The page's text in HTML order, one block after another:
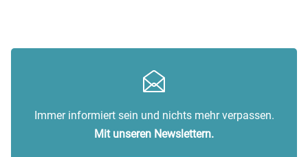
Immer informiert sein und nichts mehr verpassen.
Mit unseren Newslettern.